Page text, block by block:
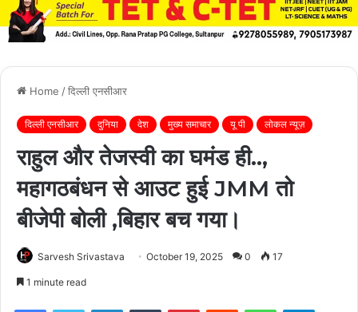
Home /दिल्ली एनसीआर
दिल्ली एनसीआर दुनिया देश मुख्य समाचार यू पी लोकल न्यूज़
राहुल और तेजस्वी का घमंड ही..,
महागठबंधन से आउट हुई JMM तो
बीजेपी बोली ,बिहार बच गया।
Sarvesh Srivastava October 19, 2025 0 17
1 minute read
FacebookTwitter LinkedInTumblr PinterestReddit WhatsApp